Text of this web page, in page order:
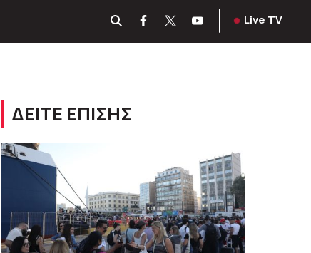
Live TV
ΔΕΙΤΕ ΕΠΙΣΗΣ